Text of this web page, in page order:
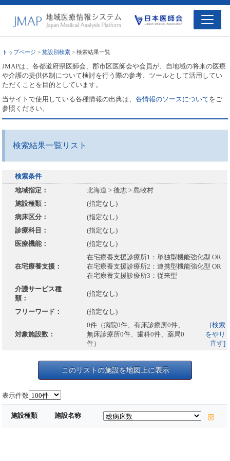
トップページ >施設別検索 > 検索結果一覧
JMAPは、各都道府県医師会、郡市区医師会や会員が、自地域の将来の医療
や介護の提供体制について検討を行う際の参考、ツールとして活用してい
ただくことを目的としています。
当サイトで使用している各種情報の出典は、各情報のソースについてをご
参照ください。
検索結果一覧リスト
検索条件
地域指定：
北海道 > 後志 > 島牧村
施設種類：
(指定なし)
病床区分：
(指定なし)
診療科目：
(指定なし)
医療機能：
(指定なし)
在宅療養支援：
在宅療養支援診療所1：単独型機能強化型 OR
在宅療養支援診療所2：連携型機能強化型 OR
在宅療養支援診療所3：従来型
介護サービス種
類：
(指定なし)
フリーワード： (指定なし)
対象施設数：
0件（病院0件、有床診療所0件、
無床診療所0件、歯科0件、薬局0
件）
[検索
をやり
直す]
このリストの施設を地図上に表示
表示件数
施設種類 施設名称